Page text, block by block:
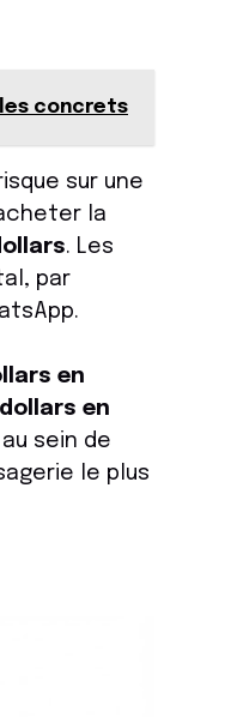
concrets
sur une
la
. Les
par
en
en
sein de
le plus